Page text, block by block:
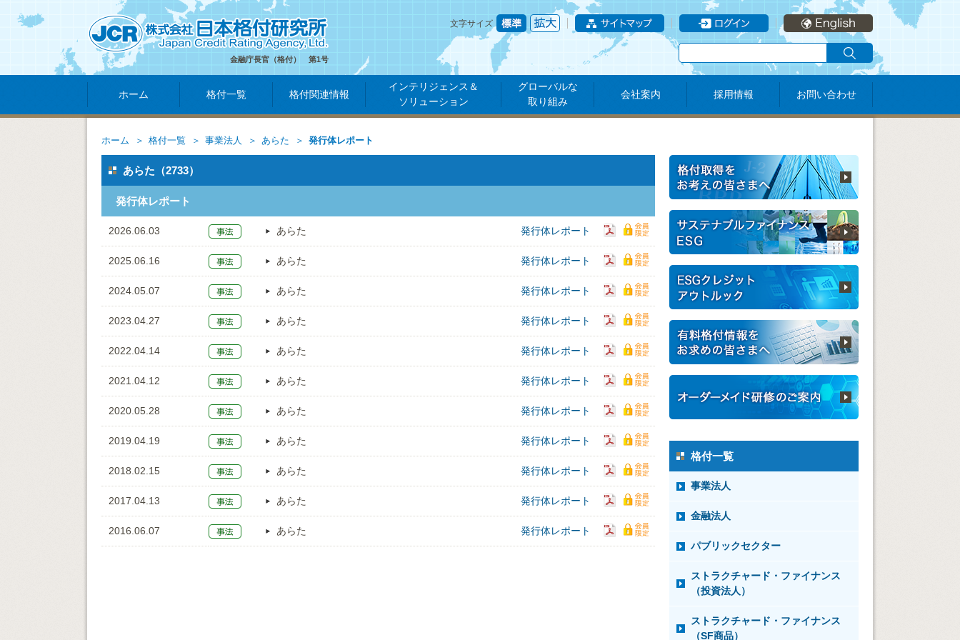
金融庁長官（格付） 第1号
文字サイズ
ホーム 格付一覧 格付関連情報
インテリジェンス＆
ソリューション
グローバルな
取り組み
会社案内 採用情報 お問い合わせ
ホーム 格付一覧 事業法人 あらた 発行体レポート
あらた（2733）
発行体レポート
2026.06.03 あらた 発行体レポート
2025.06.16 あらた 発行体レポート
2024.05.07 あらた 発行体レポート
2023.04.27 あらた 発行体レポート
2022.04.14 あらた 発行体レポート
2021.04.12 あらた 発行体レポート
2020.05.28 あらた 発行体レポート
2019.04.19 あらた 発行体レポート
2018.02.15 あらた 発行体レポート
2017.04.13 あらた 発行体レポート
2016.06.07 あらた 発行体レポート
格付一覧
事業法人
金融法人
パブリックセクター
ストラクチャード・ファイナンス
（投資法人）
ストラクチャード・ファイナンス
（SF商品）